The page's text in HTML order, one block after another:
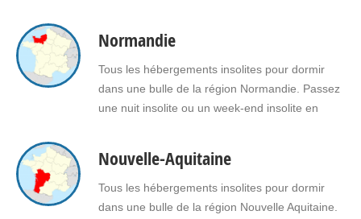
jacuzzi, spa, sauna dans une bulle en Ile de
France pour vous ou pour offrir un…
Normandie
Tous les hébergements insolites pour dormir
dans une bulle de la région Normandie. Passez
une nuit insolite ou un week-end insolite en
sauna dans une bulle en Normandie pour vous
ou pour offrir un cadeau insolite à vos proches.
Nouvelle-Aquitaine
Tous les hébergements insolites pour dormir
dans une bulle de la région Nouvelle Aquitaine.